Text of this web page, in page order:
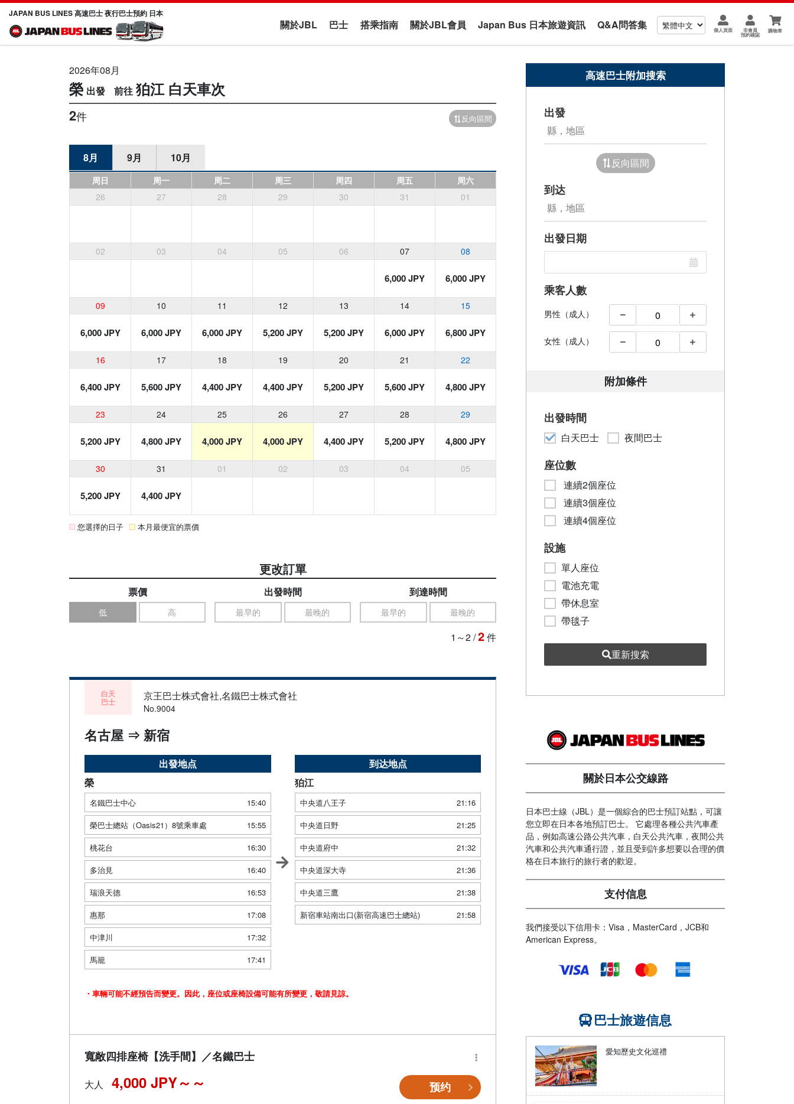
JAPAN BUS LINES 高速巴士 夜行巴士預約 日本
關於JBL 巴士 搭乘指南 關於JBL會員 Japan Bus 日本旅遊資訊 Q&A問答集 個人頁面 非會員
預約確認
購物車
2026年08月
榮 狛江 白天車次
2件 反向區間
8月 9月 10月
周日 周一 周二 周三 周四 周五
周六
26
27 28 29 30 31 01
02 03 04 05 06 07 08
6,000 JPY 6,000 JPY
09 10 11 12 13 14 15
6,000 JPY 6,000 JPY 6,000 JPY 5,200 JPY 5,200 JPY 6,000 JPY 6,800 JPY
16 17 18 19 20 21 22
6,400 JPY 5,600 JPY 4,400 JPY 4,400 JPY 5,200 JPY 5,600 JPY 4,800 JPY
23 24 25 26 27 28 29
5,200 JPY 4,800 JPY 4,000 JPY 4,000 JPY 4,400 JPY 5,200 JPY 4,800 JPY
30 31 01 02 03 04 05
5,200 JPY 4,400 JPY
您選擇的日子 本月最便宜的票價
更改訂單
票價
低 高
出發時間
最早的 最晚的
到達時間
最早的 最晚的
1～2/2件
白天
巴士 京王巴士株式會社,名鐵巴士株式會社
No.9004
名古屋 ⇒ 新宿
出發地点
榮
名鐵巴士中心
15:40
榮巴士總站（Oasis21）8號乘車處
15:55
桃花台
16:30
多治見
16:40
瑞浪天德
16:53
惠那
17:08
中津川
17:32
馬籠
17:41
到达地点
狛江
中央道八王子
21:16
中央道日野
21:25
中央道府中
21:32
中央道深大寺
21:36
中央道三鷹
21:38
新宿車站南出口(新宿高速巴士總站)
21:58
・車輛可能不經預告而變更。因此，座位或座椅設備可能有所變更，敬請見諒。
寬敞四排座椅【洗手間】／名鐵巴士
大人 4,000 JPY～ 预约
高速巴士附加搜索
出發
反向區間
到达
出發日期
乘客人數
男性（成人）
女性（成人）
附加條件
出發時間
白天巴士 夜間巴士
座位數
連續2個座位
連續3個座位
連續4個座位
設施
單人座位
電池充電
帶休息室
帶毯子
重新搜索
關於日本公交線路
日本巴士線（JBL）是一個綜合的巴士預訂站點，可讓
您立即在日本各地預訂巴士。 它處理各種公共汽車產
品，例如高速公路公共汽車，白天公共汽車，夜間公共
汽車和公共汽車通行證，並且受到許多想要以合理的價
格在日本旅行的旅行者的歡迎。
支付信息
我們接受以下信用卡：Visa，MasterCard，JCB和
American Express。
巴士旅遊信息
愛知歷史文化巡禮